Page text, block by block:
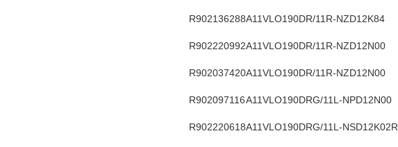
R902136288A11VLO190DR/11R-NZD12K84
R902220992A11VLO190DR/11R-NZD12N00
R902037420A11VLO190DR/11R-NZD12N00
R902097116A11VLO190DRG/11L-NPD12N00
R902220618A11VLO190DRG/11L-NSD12K02R